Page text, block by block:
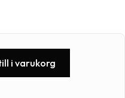
i varukorg